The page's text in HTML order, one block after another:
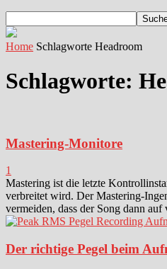
Home Schlagworte Headroom
Schlagworte:
Mastering-Monitore
1
Mastering ist die letzte
verbreitet wird. Der Mastering-
vermeiden, dass der Song dann auf
Der richtige Pegel beim